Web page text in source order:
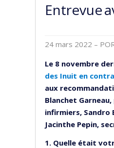
Entrevue
24 mars 2022 –
Le 8 novembre
des Inuit en
aux
Blanchet
infirmiers, Sandro
Jacinthe Pepin,
1. Quelle était